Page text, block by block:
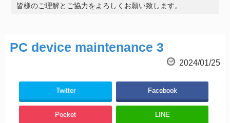
皆様のご理解とご協力をよろしくお願い致します。
PC device maintenance 3
2024/01/25
Twitter Facebook
Pocket LINE